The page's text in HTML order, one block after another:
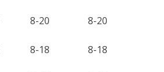
8-20 8-20
8-18 8-18